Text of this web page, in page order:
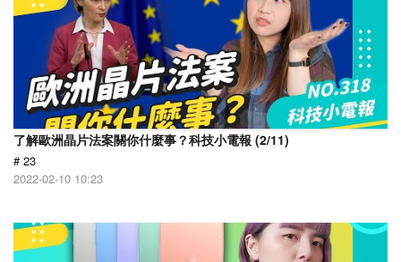
了解歐洲晶片法案關你什麼事？科技小電報 (2/11)
# 23
2022-02-10 10:23